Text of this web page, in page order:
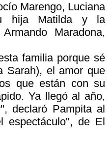
Marengo, Luciana
hija Matilda y la
Maradona,
familia porque sé
Sarah), el amor que
que están con su
Ya llegó al año,
declaró Pampita al
espectáculo", de El